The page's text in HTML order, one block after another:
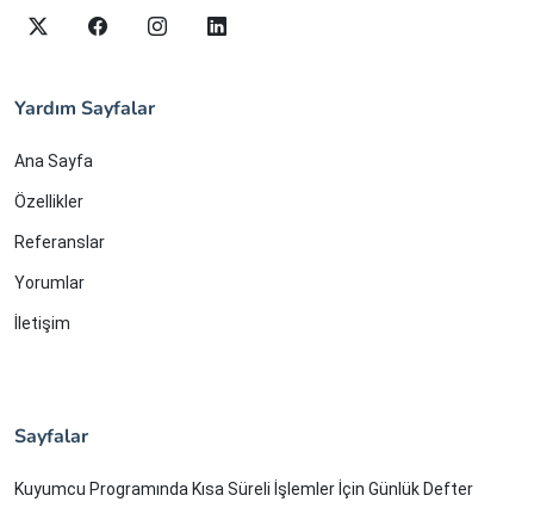
Yardım Sayfalar
Ana Sayfa
Özellikler
Referanslar
Yorumlar
İletişim
Sayfalar
Kuyumcu Programında Kısa Süreli İşlemler İçin Günlük Defter